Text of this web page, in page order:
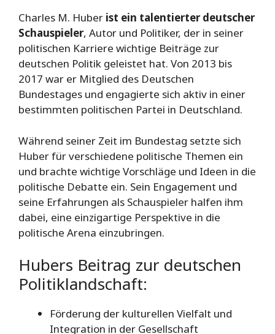
Charles M. Huber ist ein talentierter deutscher
Schauspieler, Autor und Politiker, der in seiner
politischen Karriere wichtige Beiträge zur
deutschen Politik geleistet hat. Von 2013 bis
2017 war er Mitglied des Deutschen
Bundestages und engagierte sich aktiv in einer
bestimmten politischen Partei in Deutschland.
Während seiner Zeit im Bundestag setzte sich
Huber für verschiedene politische Themen ein
und brachte wichtige Vorschläge und Ideen in die
politische Debatte ein. Sein Engagement und
seine Erfahrungen als Schauspieler halfen ihm
dabei, eine einzigartige Perspektive in die
politische Arena einzubringen.
Hubers Beitrag zur deutschen
Politiklandschaft:
Förderung der kulturellen Vielfalt und
Integration in der Gesellschaft